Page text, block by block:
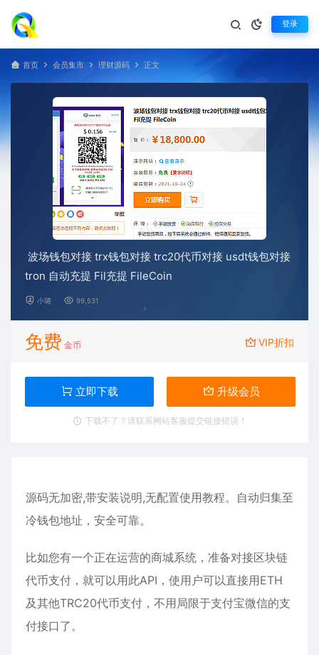
登录
首页 会员集市 理财源码 正文
波场钱包对接 trx钱包对接 trc20代币对接 usdt钱包对接
tron 自动充提 Fil充提 FileCoin
小璐 99,531
免费 金币 VIP折扣
立即下载 升级会员
下载不了？请联系网站客服提交链接错误！
源码无加密,带安装说明,无配置使用教程。自动归集至
冷钱包地址，安全可靠。
比如您有一个正在运营的商城系统，准备对接区块链
代币支付，就可以用此API，使用户可以直接用ETH
及其他TRC20代币支付，不用局限于支付宝微信的支
付接口了。